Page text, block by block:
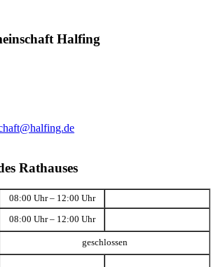
Halfing
Rathauses
08:00 Uhr – 12:00 Uhr
08:00 Uhr – 12:00 Uhr
geschlossen